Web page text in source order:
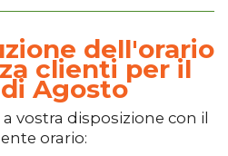
dell'orario
clienti per il
Agosto
a vostra disposizione con il
orario: